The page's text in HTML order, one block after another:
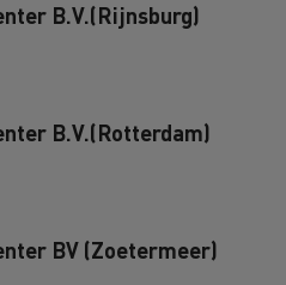
B.V.(Rijnsburg)
B.V.(Rotterdam)
BV (Zoetermeer)